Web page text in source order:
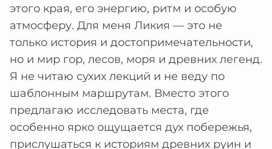
этого края, его энергию, ритм и особую
атмосферу. Для меня Ликия — это не
только история и достопримечательности,
но и мир гор, лесов, моря и древних легенд.
Я не читаю сухих лекций и не веду по
шаблонным маршрутам. Вместо этого
предлагаю исследовать места, где
особенно ярко ощущается дух побережья,
прислушаться к историям древних руин и